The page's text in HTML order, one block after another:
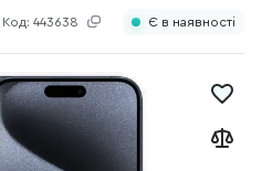
Код: 443638 Є в наявності